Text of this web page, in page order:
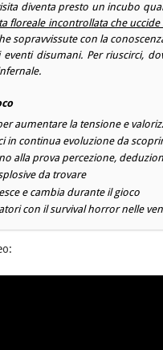
diventa presto un incubo
floreale incontrollata che
sopravvissute con la
disumani. Per riuscirci,
aumentare la tensione e
in continua evoluzione da
alla prova percezione,
da trovare
e cambia durante il gioco
con il survival horror nelle